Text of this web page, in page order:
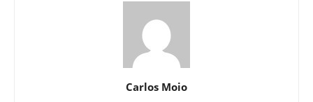
Carlos Moio